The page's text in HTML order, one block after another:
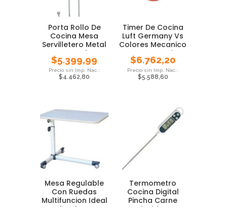
Porta Rollo De
Cocina Mesa
Servilletero Metal
Cromado
$5.399,99
$4.462,80
Timer De Cocina
Luft Germany Vs
Colores Mecanico
Gastronomia
$6.762,20
$5.588,60
Mesa Regulable
Con Ruedas
Multifuncion Ideal
Termometro
Cocina Digital
Pincha Carne